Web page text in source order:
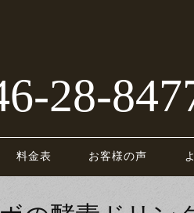
料金表 お客様の声
28-